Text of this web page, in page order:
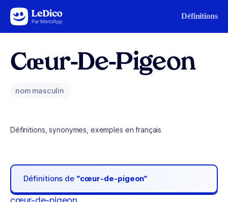
Aller au contenu Définitions
Cœur-De-Pigeon
nom masculin
Définitions, synonymes, exemples en français
Définitions de “cœur-de-pigeon“